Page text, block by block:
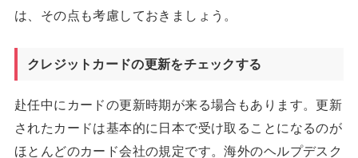
は、その点も考慮しておきましょう。
クレジットカードの更新をチェックする
赴任中にカードの更新時期が来る場合もあります。更新
されたカードは基本的に日本で受け取ることになるのが
ほとんどのカード会社の規定です。海外のヘルプデスク